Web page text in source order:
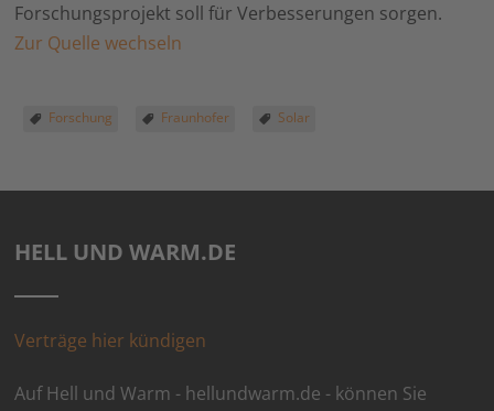
Forschungsprojekt soll für Verbesserungen sorgen.
Zur Quelle wechseln
Forschung Fraunhofer Solar
HELL UND WARM.DE
Verträge hier kündigen
Auf Hell und Warm - hellundwarm.de - können Sie